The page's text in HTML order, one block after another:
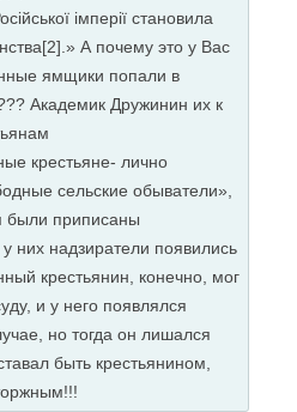
імперії становила
А почему это у Вас
ямщики попали в
Академик Дружинин их к
крестьяне- лично
сельские обыватели»,
были приписаны
них надзиратели появились
крестьянин, конечно, мог
и у него появлялся
но тогда он лишался
быть крестьянином,